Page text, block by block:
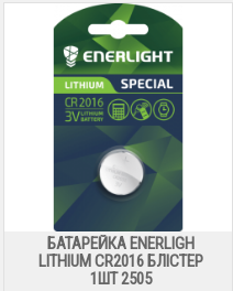
БАТАРЕЙКА ENERLIGH
LITHIUM CR2016 БЛІСТЕР
1ШТ 2505